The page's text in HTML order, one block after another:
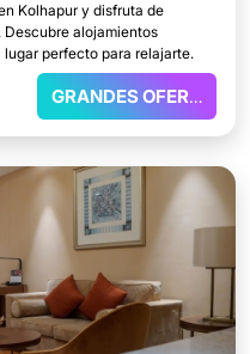
Kolhapur y disfruta de
alojamientos
perfecto para relajarte.
GRANDES OFERTAS